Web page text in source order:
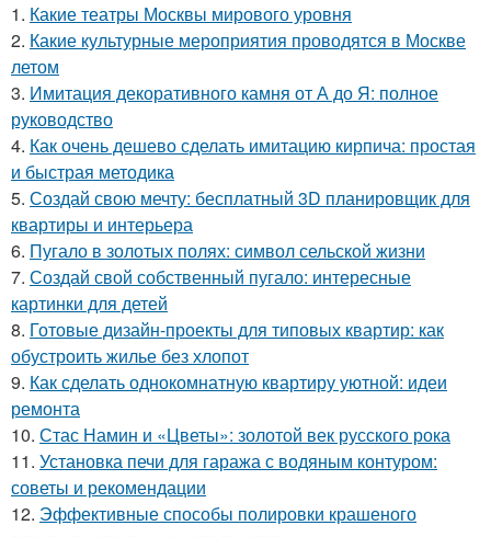
1. Какие театры Москвы мирового уровня
2. Какие культурные мероприятия проводятся в Москве
летом
3. Имитация декоративного камня от А до Я: полное
руководство
4. Как очень дешево сделать имитацию кирпича: простая
и быстрая методика
5. Создай свою мечту: бесплатный 3D планировщик для
квартиры и интерьера
6. Пугало в золотых полях: символ сельской жизни
7. Создай свой собственный пугало: интересные
картинки для детей
8. Готовые дизайн-проекты для типовых квартир: как
обустроить жилье без хлопот
9. Как сделать однокомнатную квартиру уютной: идеи
ремонта
10. Стас Намин и «Цветы»: золотой век русского рока
11. Установка печи для гаража с водяным контуром:
советы и рекомендации
12. Эффективные способы полировки крашеного